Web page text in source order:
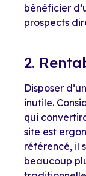
bénéficier
prospects
2.
Disposer
inutile.
qui
site est
référencé, il
beaucoup